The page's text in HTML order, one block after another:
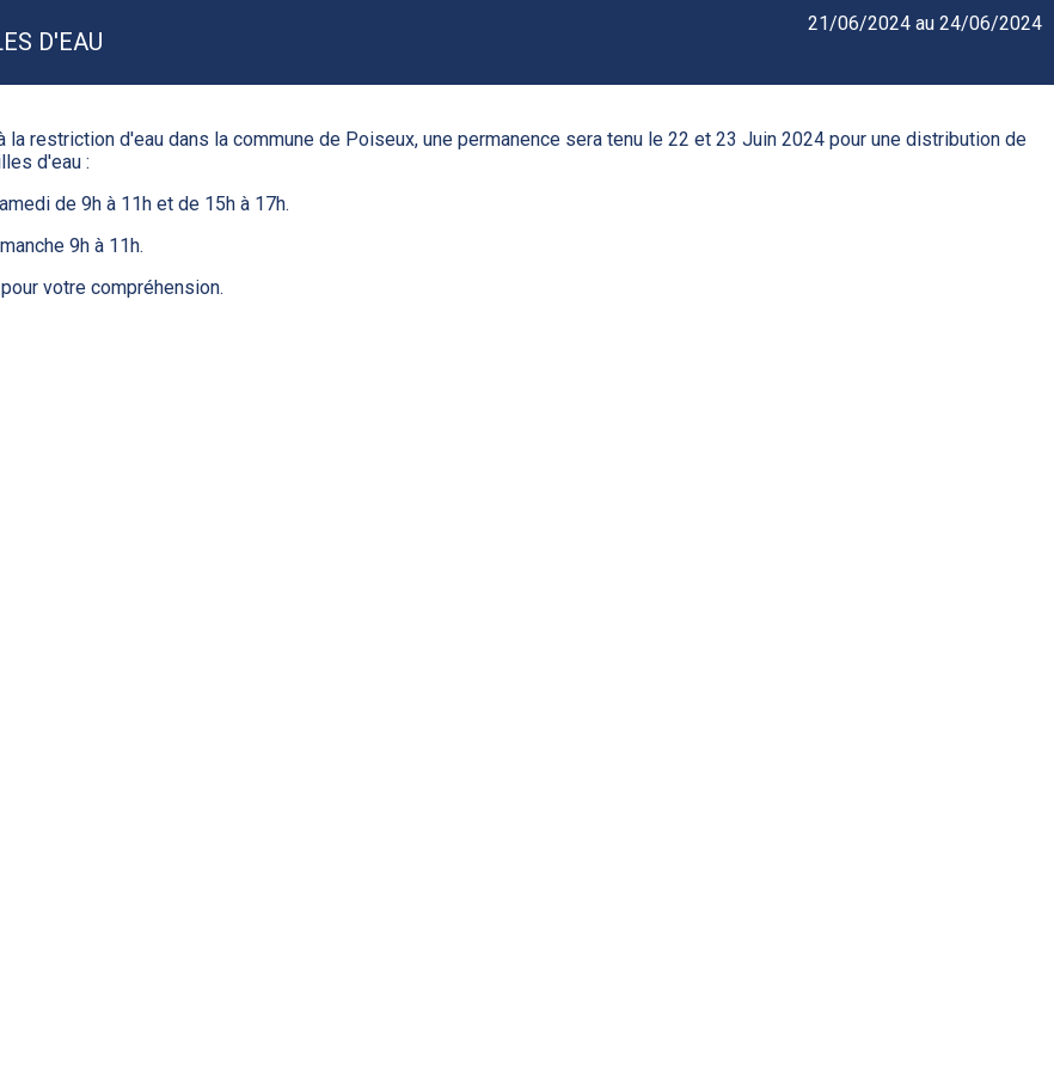
D'EAU
21/06/2024 au 24/06/2024
la restriction d'eau dans la commune de Poiseux, une permanence sera tenu le 22 et 23 Juin 2024 pour une distribution de
d'eau :
de 9h à 11h et de 15h à 17h.
9h à 11h.
votre compréhension.